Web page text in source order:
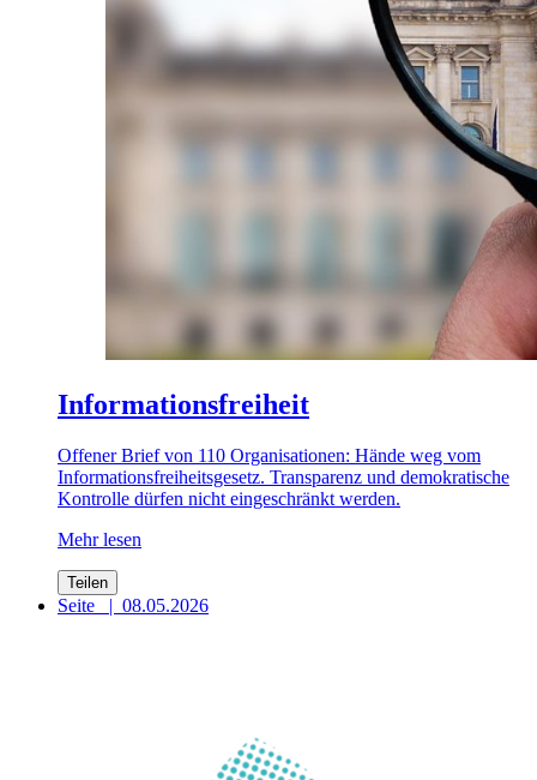
Informationsfreiheit
Offener Brief von 110 Organisationen: Hände weg vom
Informationsfreiheitsgesetz. Transparenz und demokratische
Kontrolle dürfen nicht eingeschränkt werden.
Mehr lesen
Teilen
Seite | 08.05.2026